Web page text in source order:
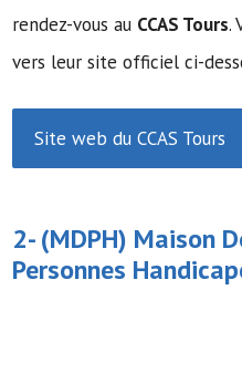
rendez-vous au CCAS Tours.
vers leur site officiel ci-
Site web du CCAS Tours
2- (MDPH) Maison
Personnes